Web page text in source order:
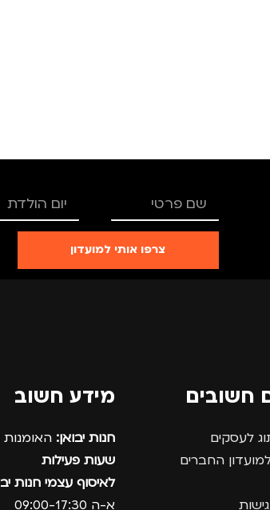
צרפו אותי למועדון
חשובים
לעסקים
החברים
מידע חשוב
חנות יבואן: האומנות 12, נתניה.
שעות פעילות
לאיסוף עצמי חנות
א-ה 09:00-17:30